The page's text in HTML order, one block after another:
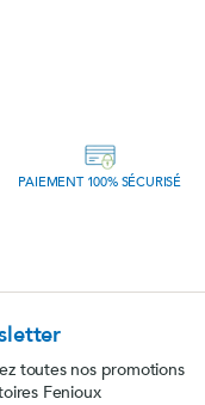
PAIEMENT 100% SÉCURISÉ
toutes nos promotions
Fenioux